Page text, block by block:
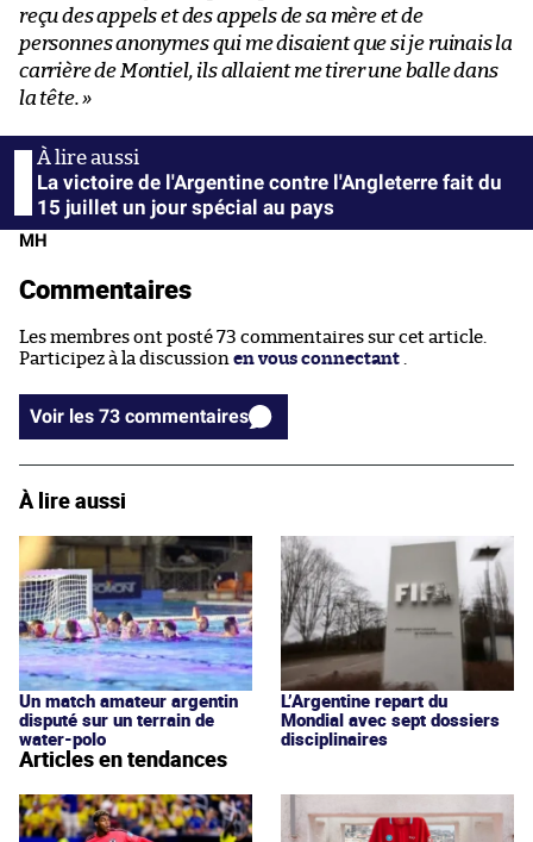
reçu des appels et des appels de sa mère et de
personnes anonymes qui me disaient que si je ruinais la
carrière de Montiel, ils allaient me tirer une balle dans
la tête. »
La victoire de l'Argentine contre l'Angleterre fait du
15 juillet un jour spécial au pays
MH
Commentaires
Les membres ont posté 73 commentaires sur cet article.
Participez à la discussion en vous connectant
Voir les 73 commentaires
À lire aussi
Un match amateur argentin
disputé sur un terrain de
water-polo
L’Argentine repart du
Mondial avec sept dossiers
disciplinaires
Articles en tendances